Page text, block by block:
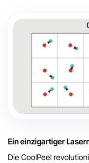
Ein einzigartiger
Die CoolPeel